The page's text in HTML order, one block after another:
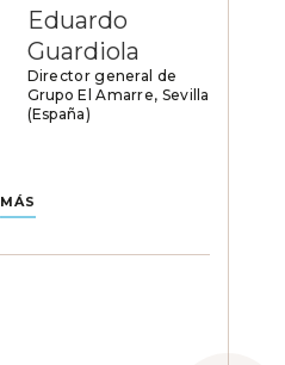
Eduardo
Guardiola
Director general de
Grupo El Amarre, Sevilla
(España)
MÁS